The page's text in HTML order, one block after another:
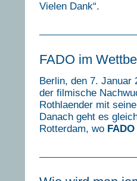
Vielen Dank“.
FADO im
Berlin, den 7. Januar
der filmische
Rothlaender mit
Danach geht es
Rotterdam, wo FADO